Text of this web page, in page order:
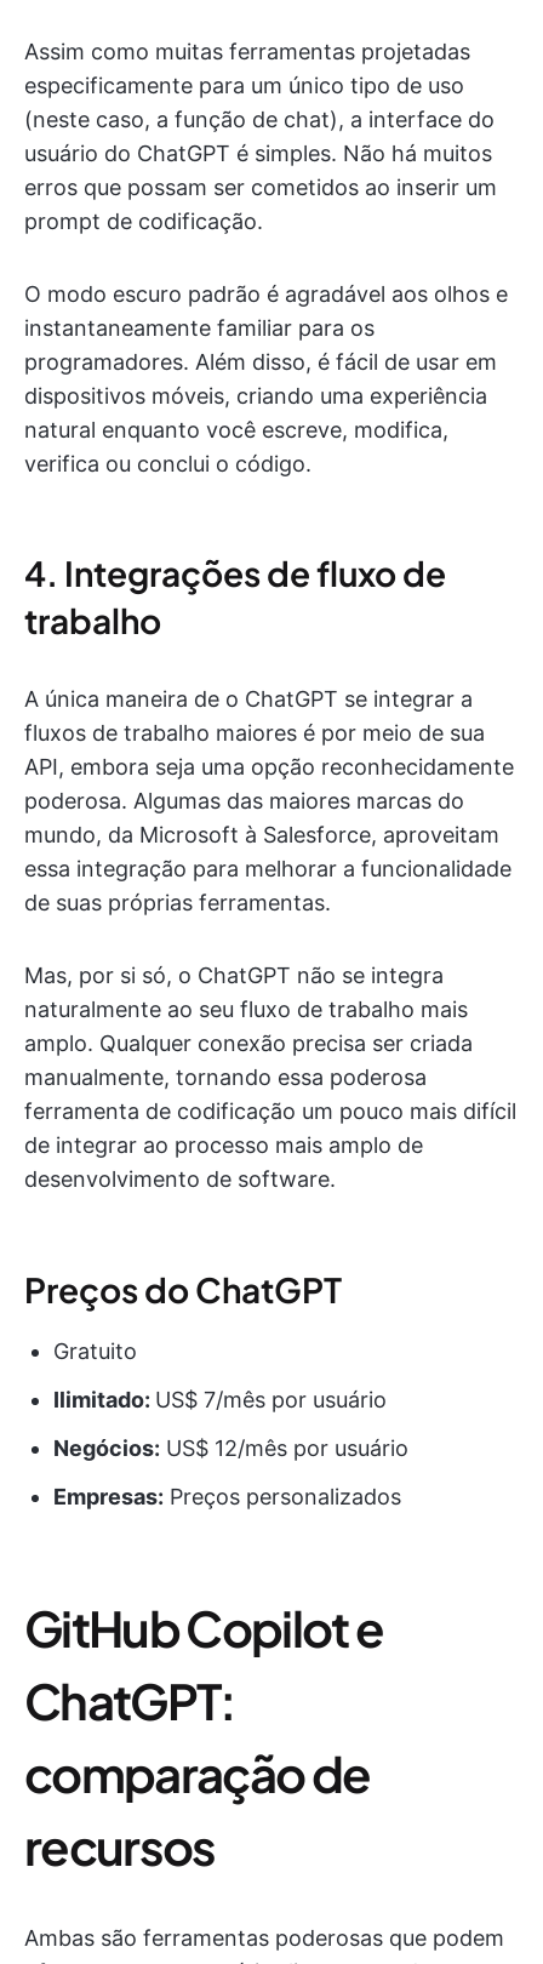
Assim como muitas ferramentas projetadas
especificamente para um único tipo de uso
(neste caso, a função de chat), a interface do
usuário do ChatGPT é simples. Não há muitos
erros que possam ser cometidos ao inserir um
prompt de codificação.
O modo escuro padrão é agradável aos olhos e
instantaneamente familiar para os
programadores. Além disso, é fácil de usar em
dispositivos móveis, criando uma experiência
natural enquanto você escreve, modifica,
verifica ou conclui o código.
4. Integrações de fluxo de
trabalho
A única maneira de o ChatGPT se integrar a
fluxos de trabalho maiores é por meio de sua
API, embora seja uma opção reconhecidamente
poderosa. Algumas das maiores marcas do
mundo, da Microsoft à Salesforce, aproveitam
essa integração para melhorar a funcionalidade
de suas próprias ferramentas.
Mas, por si só, o ChatGPT não se integra
naturalmente ao seu fluxo de trabalho mais
amplo. Qualquer conexão precisa ser criada
manualmente, tornando essa poderosa
ferramenta de codificação um pouco mais difícil
de integrar ao processo mais amplo de
desenvolvimento de software.
Preços do ChatGPT
Gratuito
Ilimitado: US$ 7/mês por usuário
Negócios: US$ 12/mês por usuário
Empresas: Preços personalizados
GitHub Copilot e
ChatGPT:
comparação de
recursos
Ambas são ferramentas poderosas que podem